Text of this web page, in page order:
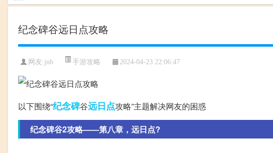
纪念碑谷远日点攻略
网友:jnb 手游攻略 2024-04-23 22:06:47
以下围绕“纪念碑谷远日点攻略”主题解决网友的困惑
纪念碑谷2攻略——第八章，远日点?